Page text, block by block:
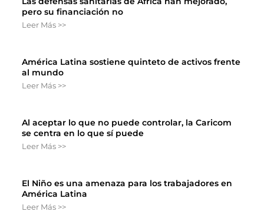
pero su financiación no
Leer Más >>
América Latina sostiene quinteto de activos frente
al mundo
Leer Más >>
Al aceptar lo que no puede controlar, la Caricom
se centra en lo que sí puede
Leer Más >>
El Niño es una amenaza para los trabajadores en
América Latina
Leer Más >>